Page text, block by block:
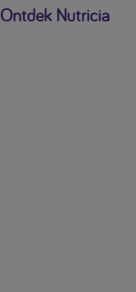
Ontdek Nutricia